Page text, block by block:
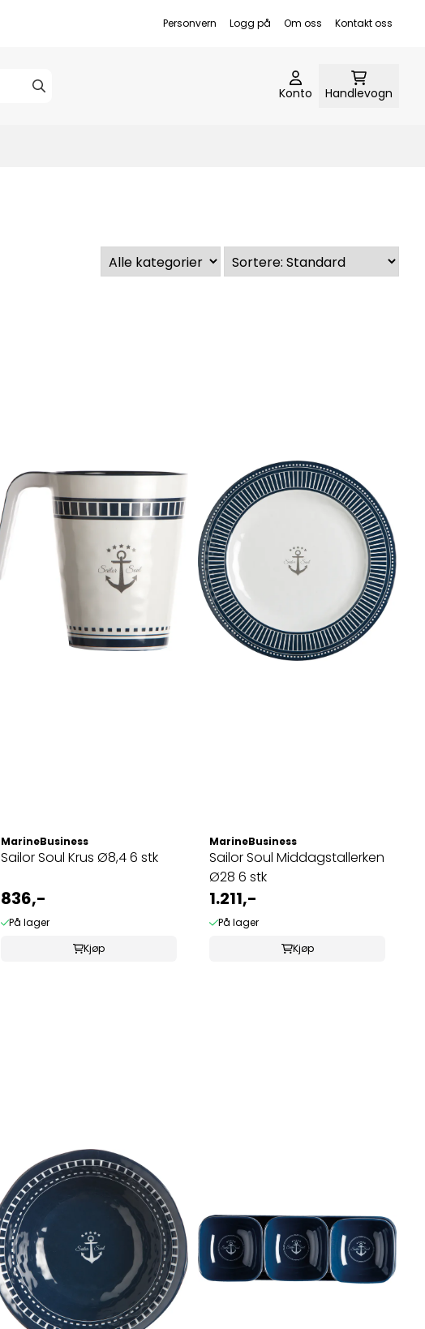
Personvern Logg på Om oss Kontakt oss
Konto Handlevogn
MarineBusiness
Sailor Soul Krus Ø8,4 6 stk
836,-
På lager
Kjøp
MarineBusiness
Sailor Soul Middagstallerken
Ø28 6 stk
1.211,-
På lager
Kjøp